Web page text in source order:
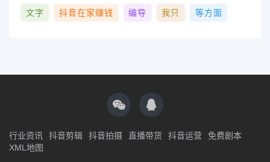
文字 抖音在家赚钱 编导 我只 等方面
行业资讯 抖音剪辑 抖音拍摄 直播带货 抖音运营
免费剧本
XML地图